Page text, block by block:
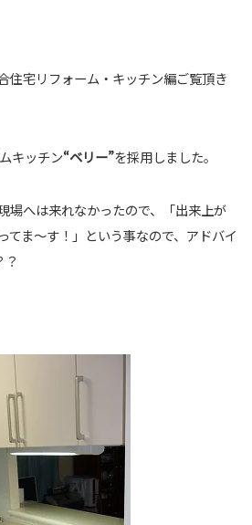
住宅リフォーム・キッチン編ご覧頂き
キッチン“ベリー”を採用しました。
場へは来れなかったので、「出来上が
てま～す！」という事なので、アドバイ
ますか？？